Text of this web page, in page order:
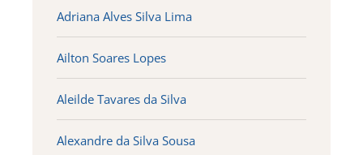
Adriana Alves Silva Lima
Ailton Soares Lopes
Aleilde Tavares da Silva
Alexandre da Silva Sousa